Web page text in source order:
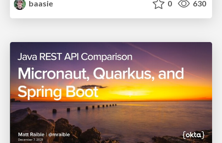
baasie
0 630